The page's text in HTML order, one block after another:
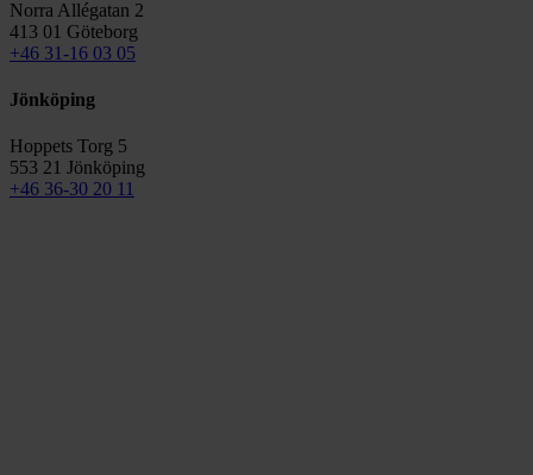
Norra Allégatan 2
413 01 Göteborg
+46 31-16 03 05
Jönköping
Hoppets Torg 5
553 21 Jönköping
+46 36-30 20 11